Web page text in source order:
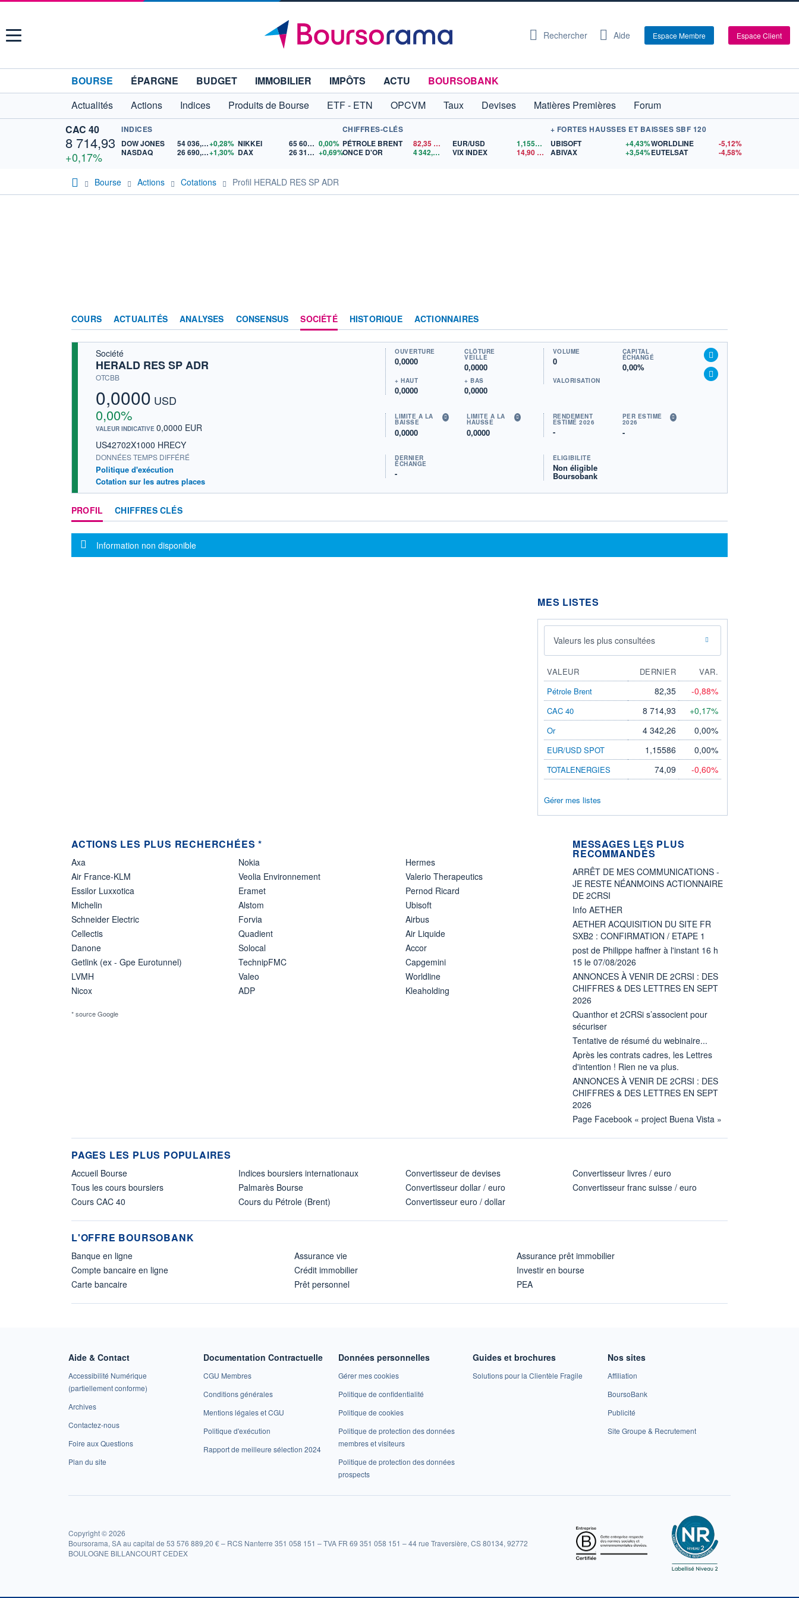
Menu Rechercher Aide Espace Membre Espace Client
BOURSE ÉPARGNE BUDGET IMMOBILIER IMPÔTS ACTU
BOURSOBANK
Actualités
Actions Indices Produits de Bourse ETF - ETN OPCVM Taux Devises Matières Premières
Forum
CAC 40
8 714,93
+0,17%
INDICES
DOW JONES
54 036,93+0,28%
NASDAQ
26 690,62+1,30%
NIKKEI 65 606,71 0,00%
DAX
26 319,45 +0,69%
CHIFFRES-CLÉS
PÉTROLE BRENT
82,35$US
ONCE D'OR
4 342,26 $US
EUR/USD 1,1559$US
VIX INDEX
14,90
+ FORTES HAUSSES ET BAISSES SBF 120
UBISOFT
+4,43%
ABIVAX
+3,54%
WORLDLINE
-5,12%
EUTELSAT
-4,58%
Bourse Actions Cotations Profil HERALD RES SP ADR
COURS ACTUALITÉS ANALYSES CONSENSUS SOCIÉTÉ HISTORIQUE ACTIONNAIRES
Société
HERALD RES SP ADR
OTCBB
0,0000 USD
0,00%
VALEUR INDICATIVE 0,0000 EUR
US42702X1000 HRECY
DONNÉES TEMPS DIFFÉRÉ
Politique d'exécution
Cotation sur les autres places
OUVERTURE
0,0000
CLÔTURE
VEILLE
0,0000
+ HAUT
0,0000
+ BAS
0,0000
VOLUME
0
CAPITAL
ÉCHANGÉ
0,00%
VALORISATION
LIMITE À LA
BAISSE
0,0000
LIMITE À LA
HAUSSE
0,0000
RENDEMENT
ESTIMÉ 2026
-
PER ESTIMÉ
2026
-
DERNIER
ÉCHANGE
-
ÉLIGIBILITÉ
Non éligible
Boursobank
PROFIL CHIFFRES CLÉS
Message d'information
Information non disponible
MES LISTES
Valeurs les plus consultées
VALEUR DERNIER
VAR.
Pétrole Brent
82,35 -0,88%
CAC 40 8 714,93 +0,17%
Or 4 342,26 0,00%
EUR/USD SPOT 1,15586 0,00%
TOTALENERGIES 74,09 -0,60%
Gérer mes listes
ACTIONS LES PLUS RECHERCHÉES *
Axa
Air France-KLM
Essilor Luxxotica
Michelin
Schneider Electric
Cellectis
Danone
Getlink (ex - Gpe Eurotunnel)
LVMH
Nicox
Nokia
Veolia Environnement
Eramet
Alstom
Forvia
Quadient
Solocal
TechnipFMC
Valeo
ADP
Hermes
Valerio Therapeutics
Pernod Ricard
Ubisoft
Airbus
Air Liquide
Accor
Capgemini
Worldline
Kleaholding
* source Google
MESSAGES LES PLUS
RECOMMANDÉS
ARRÊT DE MES COMMUNICATIONS -
JE RESTE NÉANMOINS ACTIONNAIRE
DE 2CRSI
Info AETHER
AETHER ACQUISITION DU SITE FR
SXB2 : CONFIRMATION / ETAPE 1
post de Philippe haffner à l'instant 16 h
15 le 07/08/2026
ANNONCES À VENIR DE 2CRSI : DES
CHIFFRES & DES LETTRES EN SEPT
2026
Quanthor et 2CRSi s’associent pour
sécuriser
Tentative de résumé du webinaire...
Après les contrats cadres, les Lettres
d'intention ! Rien ne va plus.
ANNONCES À VENIR DE 2CRSI : DES
CHIFFRES & DES LETTRES EN SEPT
2026
Page Facebook « project Buena Vista »
PAGES LES PLUS POPULAIRES
Accueil Bourse
Tous les cours boursiers
Cours CAC 40
Indices boursiers internationaux
Palmarès Bourse
Cours du Pétrole (Brent)
Convertisseur de devises
Convertisseur dollar / euro
Convertisseur euro / dollar
Convertisseur livres / euro
Convertisseur franc suisse / euro
L'OFFRE BOURSOBANK
Banque en ligne
Compte bancaire en ligne
Carte bancaire
Assurance vie
Crédit immobilier
Prêt personnel
Assurance prêt immobilier
Investir en bourse
PEA
Aide & Contact
Accessibilité Numérique
(partiellement conforme)
Archives
Contactez-nous
Foire aux Questions
Plan du site
Documentation Contractuelle
CGU Membres
Conditions générales
Mentions légales et CGU
Politique d'exécution
Rapport de meilleure sélection 2024
Données personnelles
Gérer mes cookies
Politique de confidentialité
Politique de cookies
Politique de protection des données
membres et visiteurs
Politique de protection des données
prospects
Guides et brochures
Solutions pour la Clientèle Fragile
Nos sites
Affiliation
BoursoBank
Publicité
Site Groupe & Recrutement
Copyright © 2026
Boursorama, SA au capital de 53 576 889,20 € – RCS Nanterre 351 058 151 – TVA FR 69 351 058 151 – 44 rue Traversière, CS 80134, 92772
BOULOGNE BILLANCOURT CEDEX